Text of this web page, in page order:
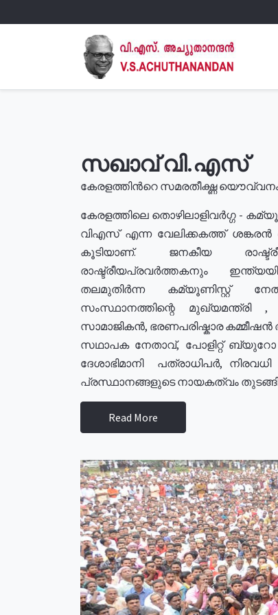
സഖാവ് വി.എസ്
കേരളത്തിൻറെ സമരതീക്ഷ്ണ
കേരളത്തിലെ തൊഴിലാളിവർഗ്ഗ -
വിഎസ് എന്ന വേലിക്കകത്ത്
കൂടിയാണ്. ജനകീയ
രാഷ്ട്രീയപ്രവർത്തകനും
തലമുതിർന്ന കമ്യൂണിസ്റ്റ്
സംസ്ഥാനത്തിന്റെ മുഖ്യമന്ത്രി ,
സാമാജികൻ, ഭരണപരിഷ്കാര
സഥാപക നേതാവ്, പോളിറ്റ്
ദേശാഭിമാനി പത്രാധിപർ,
പ്രസ്ഥാനങ്ങളുടെ നായകത്വം തുടങ്ങി
Read More